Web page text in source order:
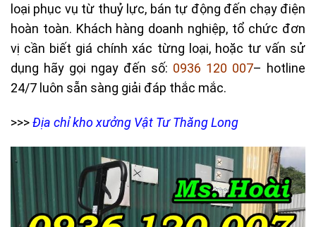
loại phục vụ từ thuỷ lực, bán tự động đến chạy điện
hoàn toàn. Khách hàng doanh nghiệp, tổ chức đơn
vị cần biết giá chính xác từng loại, hoặc tư vấn sử
dụng hãy gọi ngay đến số: 0936 120 007– hotline
24/7 luôn sẵn sàng giải đáp thắc mắc.
>>>Địa chỉ kho xưởng Vật Tư Thăng Long